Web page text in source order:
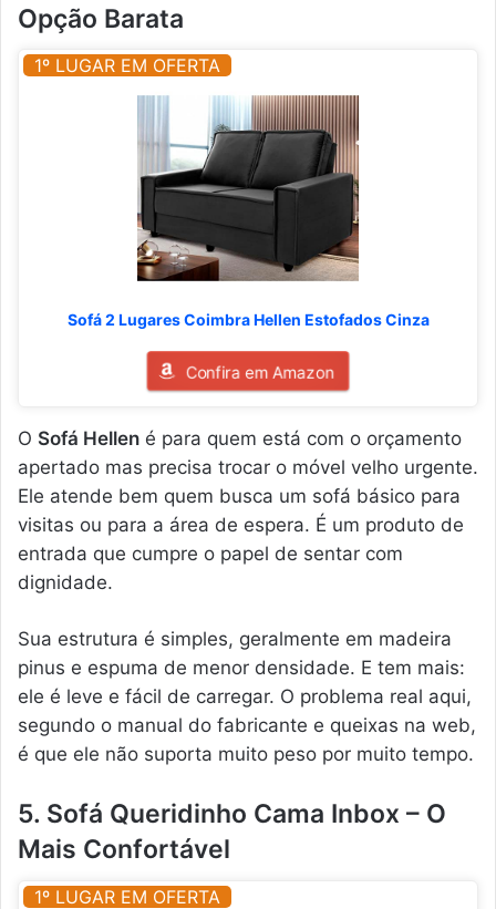
Opção Barata
1º LUGAR EM OFERTA
Sofá 2 Lugares Coimbra Hellen Estofados Cinza
Confira em Amazon
O Sofá Hellen é para quem está com o orçamento
apertado mas precisa trocar o móvel velho urgente.
Ele atende bem quem busca um sofá básico para
visitas ou para a área de espera. É um produto de
entrada que cumpre o papel de sentar com
dignidade.
Sua estrutura é simples, geralmente em madeira
pinus e espuma de menor densidade. E tem mais:
ele é leve e fácil de carregar. O problema real aqui,
segundo o manual do fabricante e queixas na web,
é que ele não suporta muito peso por muito tempo.
5. Sofá Queridinho Cama Inbox – O
Mais Confortável
1º LUGAR EM OFERTA